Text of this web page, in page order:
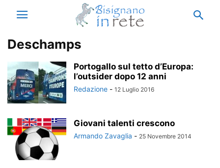
Deschamps
Portogallo sul tetto d’Europa:
l’outsider dopo 12 anni
Redazione - 12 Luglio 2016
Giovani talenti crescono
Armando Zavaglia - 25 Novembre 2014